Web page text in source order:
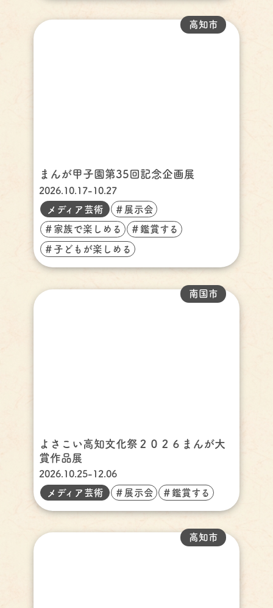
まんが甲子園第35回記念企画展
高知市
2026.10.17-10.27
メディア芸術
＃展示会
＃家族で楽しめる ＃鑑賞する
＃子どもが楽しめる
よさこい高知文化祭２０２６まんが大
賞作品展
南国市
2026.10.25-12.06
メディア芸術
＃展示会 ＃鑑賞する
高知市